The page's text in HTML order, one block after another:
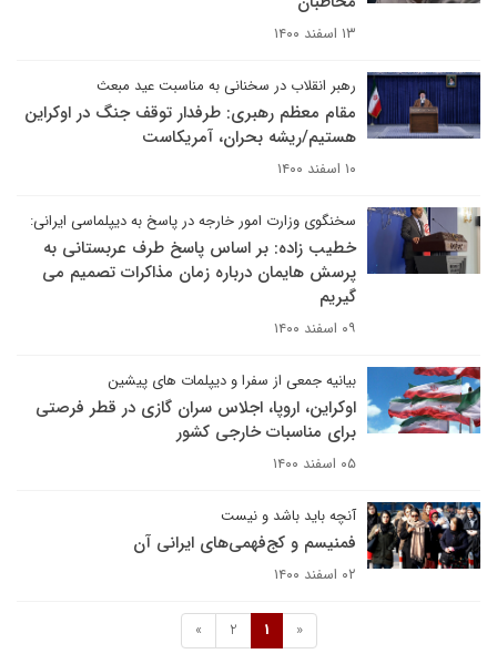
۱۳ اسفند ۱۴۰۰
رهبر انقلاب در سخنانی به مناسبت عید مبعث
مقام معظم رهبری: طرفدار توقف جنگ در اوکراین
هستیم/ریشه بحران، آمریکاست
۱۰ اسفند ۱۴۰۰
سخنگوی وزارت امور خارجه در پاسخ به دیپلماسی ایرانی:
خطیب زاده: بر اساس پاسخ طرف عربستانی به
پرسش هایمان درباره زمان مذاکرات تصمیم می
گیریم
۰۹ اسفند ۱۴۰۰
بیانیه جمعی از سفرا و دیپلمات های پیشین
اوکراین، اروپا، اجلاس سران گازی در قطر فرصتی
برای مناسبات خارجی کشور
۰۵ اسفند ۱۴۰۰
آنچه باید باشد و نیست
فمنیسم و کج‌فهمی‌های ایرانی آن
۰۲ اسفند ۱۴۰۰
«
1
2
»